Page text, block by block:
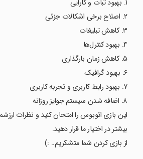
۱. بهبود ثبات و کارایی
۲. اصلاح برخی اشکالات جزئی
۳. کاهش تبلیغات
۴. بهبود کنترل‌ها
۵. کاهش زمان بارگذاری
۶. بهبود گرافیک
۷. بهبود رابط کاربری و تجربه کاربری
۸. اضافه شدن سیستم جوایز روزانه
این بازی اتوبوس را امتحان کنید و نظرات
بیشتر در اختیار ما قرار دهید.
از بازی کردن شما متشکریم.. :)